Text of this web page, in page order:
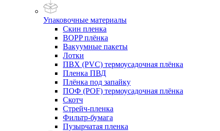
Упаковочные материалы
Скин пленка
BOPP плёнка
Вакуумные пакеты
Лотки
ПВХ (PVC) термоусадочная плёнка
Пленка ПВД
Плёнка под запайку
ПОФ (POF) термоусадочная плёнка
Скотч
Стрейч-пленка
Фильтр-бумага
Пузырчатая пленка